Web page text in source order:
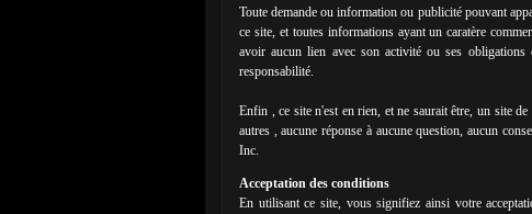
Toute demande ou information ou publicité pouvant
ce site, et toutes informations ayant un caratère
avoir aucun lien avec son activité ou ses
responsabilité.
Enfin , ce site n'est en rien, et ne saurait être, un site
autres , aucune réponse à aucune question, aucun
Inc.
Acceptation des conditions
En utilisant ce site, vous signifiez ainsi votre